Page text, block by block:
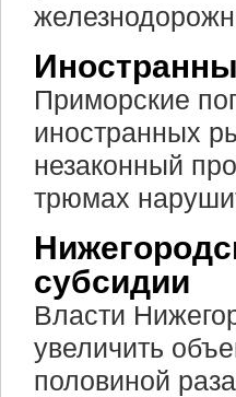
Приморские
иностранных
незаконный
трюмах
субсидии
Власти
увеличить
половиной